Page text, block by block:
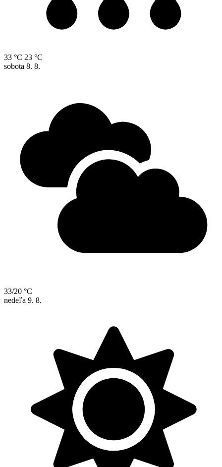
33 °C 23 °C
sobota 8. 8.
33/20 °C
nedeľa 9. 8.